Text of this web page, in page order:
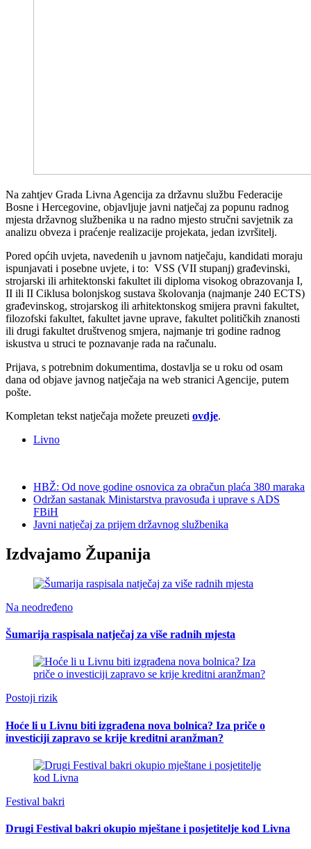
Na zahtjev Grada Livna Agencija za državnu službu Federacije
Bosne i Hercegovine, objavljuje javni natječaj za popunu radnog
mjesta državnog službenika u na radno mjesto stručni savjetnik za
analizu obveza i praćenje realizacije projekata, jedan izvršitelj.
Pored općih uvjeta, navedenih u javnom natječaju, kandidati moraju
ispunjavati i posebne uvjete, i to: VSS (VII stupanj) građevinski,
strojarski ili arhitektonski fakultet ili diploma visokog obrazovanja I,
II ili II Ciklusa bolonjskog sustava školovanja (najmanje 240 ECTS)
građevinskog, strojarskog ili arhitektonskog smijera pravni fakultet,
filozofski fakultet, fakultet javne uprave, fakultet političkih znanosti
ili drugi fakultet društvenog smjera, najmanje tri godine radnog
iskustva u struci te poznavanje rada na računalu.
Prijava, s potrebnim dokumentima, dostavlja se u roku od osam
dana od objave javnog natječaja na web stranici Agencije, putem
pošte.
Kompletan tekst natječaja možete preuzeti ovdje.
Livno
HBŽ: Od nove godine osnovica za obračun plaća 380 maraka
Održan sastanak Ministarstva pravosuđa i uprave s ADS
FBiH
Javni natječaj za prijem državnog službenika
Izdvajamo Županija
Na neodređeno
Šumarija raspisala natječaj za više radnih mjesta
Postoji rizik
Hoće li u Livnu biti izgrađena nova bolnica? Iza priče o
investiciji zapravo se krije kreditni aranžman?
Festival bakri
Drugi Festival bakri okupio mještane i posjetitelje kod Livna